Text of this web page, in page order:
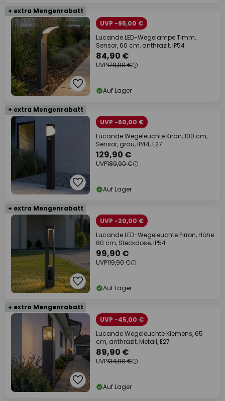
+ extra Mengenrabatt
UVP -95,00 €
Lucande LED-Wegelampe Timm,
Sensor, 60 cm, anthrazit, IP54
84,90 €
UVP179,90 €
Auf Lager
+ extra Mengenrabatt
UVP -60,00 €
Lucande Wegeleuchte Kiran, 100 cm,
Sensor, grau, IP44, E27
129,90 €
UVP189,90 €
Auf Lager
+ extra Mengenrabatt
UVP -20,00 €
Lucande LED-Wegeleuchte Pirron, Höhe
80 cm, Steckdose, IP54
99,90 €
UVP119,90 €
Auf Lager
+ extra Mengenrabatt
UVP -45,00 €
Lucande Wegeleuchte Klemens, 65
cm, anthrazit, Metall, E27
89,90 €
UVP134,90 €
Auf Lager